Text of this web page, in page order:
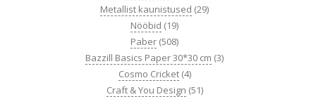
Metallist kaunistused (29)
Nööbid (19)
Paber (508)
Bazzill Basics Paper 30*30 cm (3)
Cosmo Cricket (4)
Craft & You Design (51)